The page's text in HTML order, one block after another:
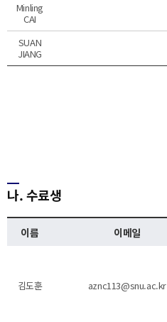
Minling
CAI
SUAN
JIANG
나. 수료생
이름 이메일
김도훈 aznc113@snu.ac.kr